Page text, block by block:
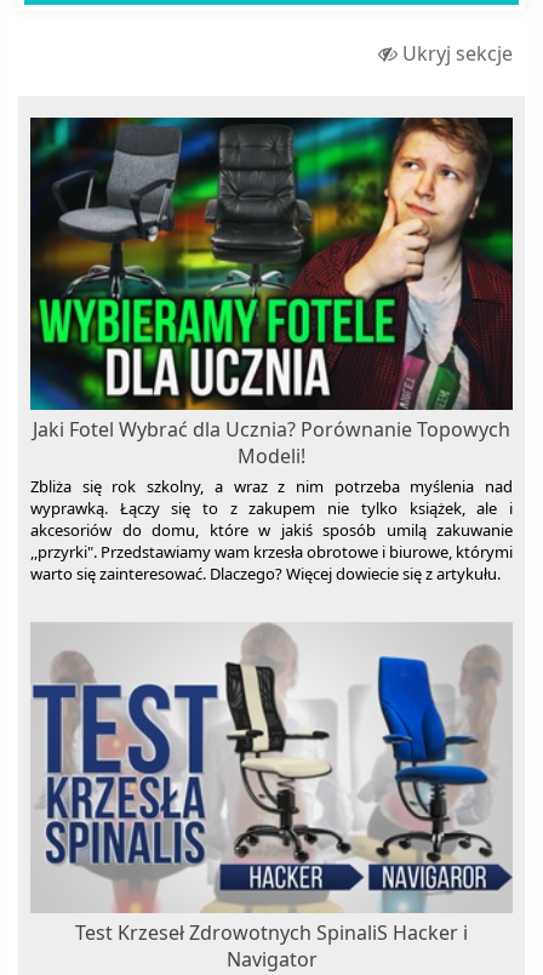
Ukryj sekcje
Jaki Fotel Wybrać dla Ucznia? Porównanie Topowych
Modeli!
Zbliża się rok szkolny, a wraz z nim potrzeba myślenia nad
wyprawką. Łączy się to z zakupem nie tylko książek, ale i
akcesoriów do domu, które w jakiś sposób umilą zakuwanie
,,przyrki". Przedstawiamy wam krzesła obrotowe i biurowe, którymi
warto się zainteresować. Dlaczego? Więcej dowiecie się z artykułu.
Test Krzeseł Zdrowotnych SpinaliS Hacker i
Navigator